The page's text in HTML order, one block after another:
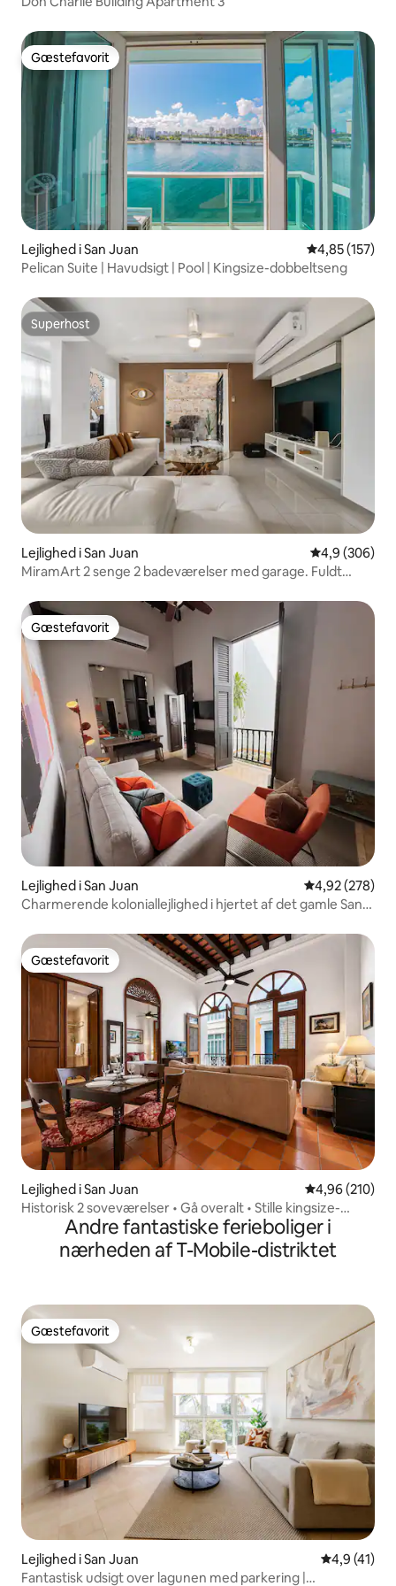
Gæstefavorit
Gæstefavorit
Lejlighed i San Juan 4,85 ud af 5 i
4,85 (157)
Pelican Suite | Havudsigt | Pool | Kingsize-dobbeltseng
Superhost
Superhost
Lejlighed i San Juan 4,9 ud af 5 i
4,9 (306)
MiramArt 2 senge 2 badeværelser med garage. Fuldt
Gæstefavorit
Gæstefavorit
Lejlighed i San Juan 4,92 ud af 5 i
4,92 (278)
Charmerende koloniallejlighed i hjertet af det gamle San
Gæstefavorit
Gæstefavorit
Lejlighed i San Juan 4,96 ud af 5 i
4,96 (210)
Historisk 2 soveværelser • Gå overalt • Stille kingsize-
dobbeltsengAndre fantastiske ferieboliger i
nærheden af T-Mobile-distriktet
Gæstefavorit
Gæstefavorit
Lejlighed i San Juan 4,9 ud af 5
4,9 (41)
Fantastisk udsigt over lagunen med parkering |